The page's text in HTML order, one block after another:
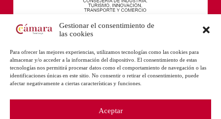
Gestionar el consentimiento de
las cookies
Para ofrecer las mejores experiencias, utilizamos tecnologías como las cookies para
almacenar y/o acceder a la información del dispositivo. El consentimiento de estas
tecnologías nos permitirá procesar datos como el comportamiento de navegación o las
identificaciones únicas en este sitio. No consentir o retirar el consentimiento, puede
afectar negativamente a ciertas características y funciones.
Aceptar